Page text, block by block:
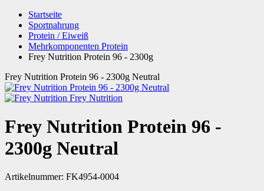
Startseite
Sportnahrung
Protein / Eiweiß
Mehrkomponenten Protein
Frey Nutrition Protein 96 - 2300g
Frey Nutrition Protein 96 - 2300g Neutral
Frey Nutrition
Frey Nutrition Protein 96 -
2300g Neutral
Artikelnummer: FK4954-0004